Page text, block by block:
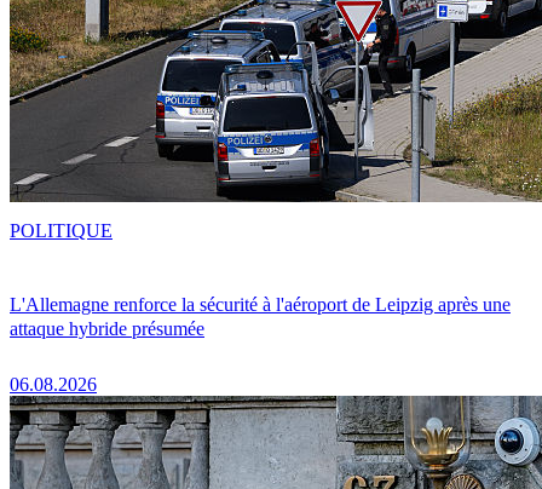
L'Allemagne renforce la sécurité à l'aéroport de Leipzig après une
attaque hybride présumée
06.08.2026
POLITIQUE